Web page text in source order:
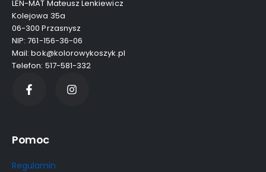
LEN-MAT Mateusz Lenkiewicz
Kolejowa 35a
06-300 Przasnysz
NIP: 761-156-36-06
Mail: bok@kolorowykoszyk.pl
Telefon: 517-581-332
Pomoc
Regulamin